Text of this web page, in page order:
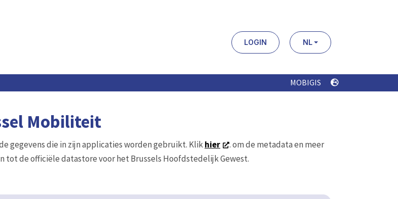
LOGIN NL
MOBIGIS
Mobiliteit
gegevens die in zijn applicaties worden gebruikt. Klikhier
. om de metadata en meer
tot de officiële datastore voor het Brussels Hoofdstedelijk Gewest.